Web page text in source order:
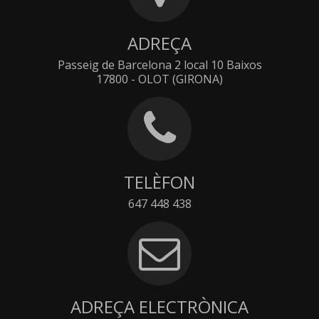
ADREÇA
Passeig de Barcelona 2 local 10 Baixos
17800 - OLOT (GIRONA)
TELÈFON
647 448 438
ADREÇA ELECTRÒNICA